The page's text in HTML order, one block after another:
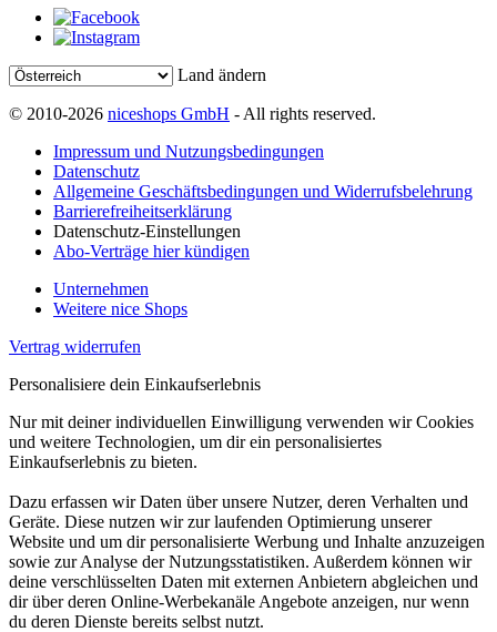
Land ändern
© 2010-2026 niceshops GmbH - All rights reserved.
Impressum und Nutzungsbedingungen
Datenschutz
Allgemeine Geschäftsbedingungen und Widerrufsbelehrung
Barrierefreiheitserklärung
Datenschutz-Einstellungen
Abo-Verträge hier kündigen
Unternehmen
Weitere nice Shops
Vertrag widerrufen
Personalisiere dein Einkaufserlebnis
Nur mit deiner individuellen Einwilligung verwenden wir Cookies
und weitere Technologien, um dir ein personalisiertes
Einkaufserlebnis zu bieten.
Dazu erfassen wir Daten über unsere Nutzer, deren Verhalten und
Geräte. Diese nutzen wir zur laufenden Optimierung unserer
Website und um dir personalisierte Werbung und Inhalte anzuzeigen
sowie zur Analyse der Nutzungsstatistiken. Außerdem können wir
deine verschlüsselten Daten mit externen Anbietern abgleichen und
dir über deren Online-Werbekanäle Angebote anzeigen, nur wenn
du deren Dienste bereits selbst nutzt.